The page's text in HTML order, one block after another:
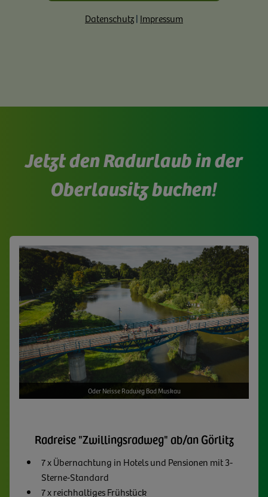
Datenschutz| Impressum
Jetzt den Radurlaub in der
Oberlausitz buchen!
Oder Neisse Radweg Bad Muskau
Radreise "Zwillingsradweg" ab/an Görlitz
7 x Übernachtung in Hotels und Pensionen mit 3-
Sterne-Standard
7 x reichhaltiges Frühstück